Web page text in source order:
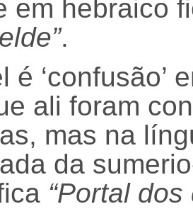
em hebraico
.
é ‘confusão’
ali foram
mas na
da
“Portal dos